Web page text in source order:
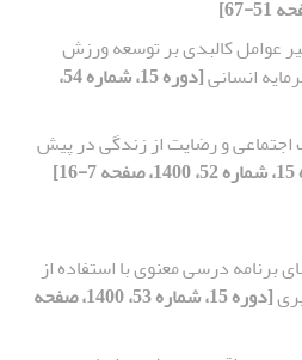
عوامل کالبدی بر توسعه ورزش
انسانی
[دوره 15، شماره 54،
و رضایت از زندگی در پیش
برنامه درسی معنوی با استفاده از
[دوره 15، شماره 53، 1400، صفحه